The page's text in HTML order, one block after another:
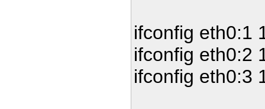
ifconfig eth0:1
ifconfig eth0:2
ifconfig eth0:3